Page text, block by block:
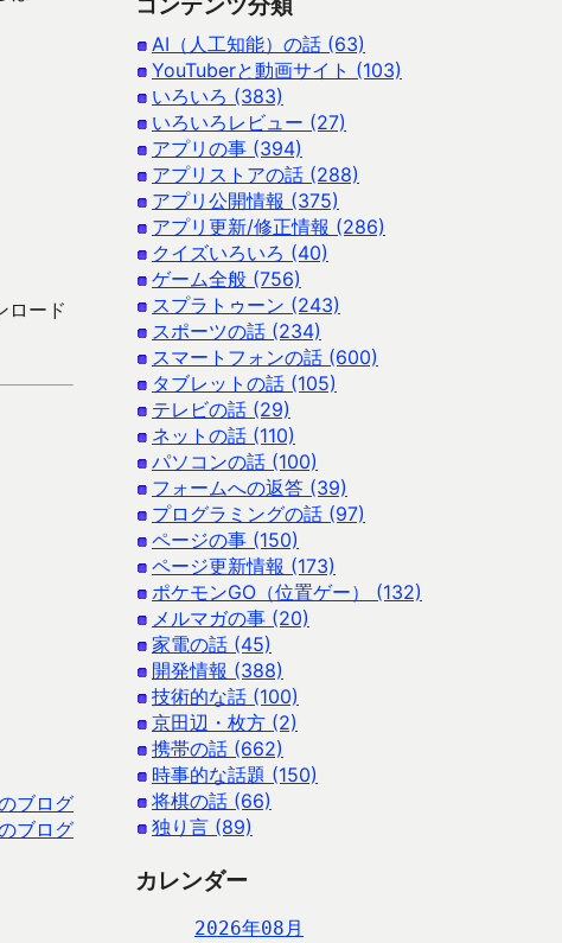
ロード
ブログ
ブログ
AI（人工知能）の話 (63)
YouTuberと動画サイト (103)
いろいろ (383)
いろいろレビュー (27)
アプリの事 (394)
アプリストアの話 (288)
アプリ公開情報 (375)
アプリ更新/修正情報 (286)
クイズいろいろ (40)
ゲーム全般 (756)
スプラトゥーン (243)
スポーツの話 (234)
スマートフォンの話 (600)
タブレットの話 (105)
テレビの話 (29)
ネットの話 (110)
パソコンの話 (100)
フォームへの返答 (39)
プログラミングの話 (97)
ページの事 (150)
ページ更新情報 (173)
ポケモンGO（位置ゲー） (132)
メルマガの事 (20)
家電の話 (45)
開発情報 (388)
技術的な話 (100)
京田辺・枚方 (2)
携帯の話 (662)
時事的な話題 (150)
将棋の話 (66)
独り言 (89)
カレンダー
2026年08月